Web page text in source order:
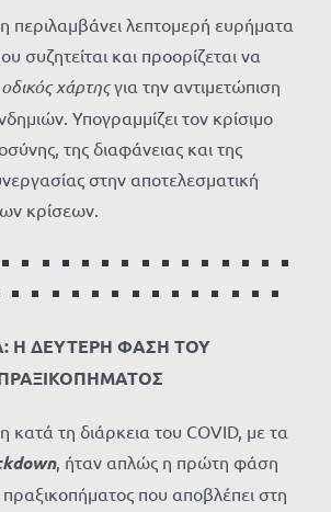
περιλαμβάνει λεπτομερή ευρήματα
συζητείται και προορίζεται να
οδικός χάρτηςγια την αντιμετώπιση
Υπογραμμίζει τον κρίσιμο
της διαφάνειας και της
στην αποτελεσματική
κρίσεων.
Η ΔΕΥΤΕΡΗ ΦΑΣΗ ΤΟΥ
κατά τη διάρκεια του COVID, με τα
, ήταν απλώς η πρώτη φάση
που αποβλέπει στη